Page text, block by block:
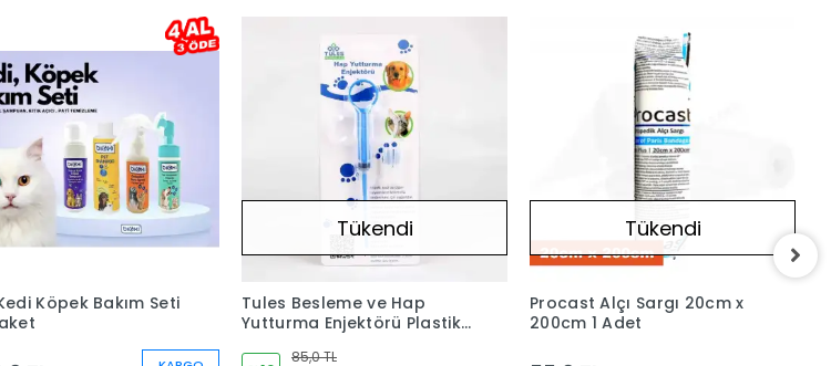
Köpek Bakım Seti
Tükendi
Tules Besleme ve Hap
Yutturma Enjektörü Plastik
85,0 TL
Tükendi
Procast Alçı Sargı 20cm x
200cm 1 Adet